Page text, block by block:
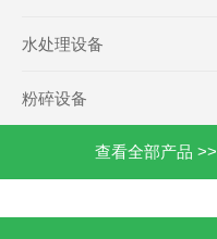
水处理设备
粉碎设备
查看全部产品 >>